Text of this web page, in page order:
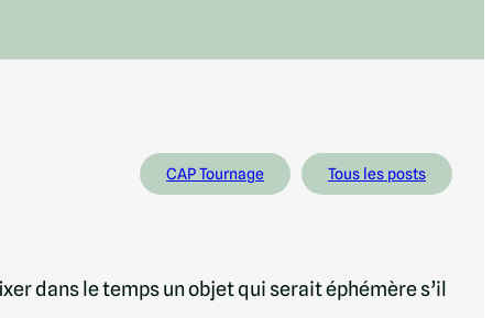
CAP Tournage Tous les posts
dans le temps un objet qui serait éphémère s’il